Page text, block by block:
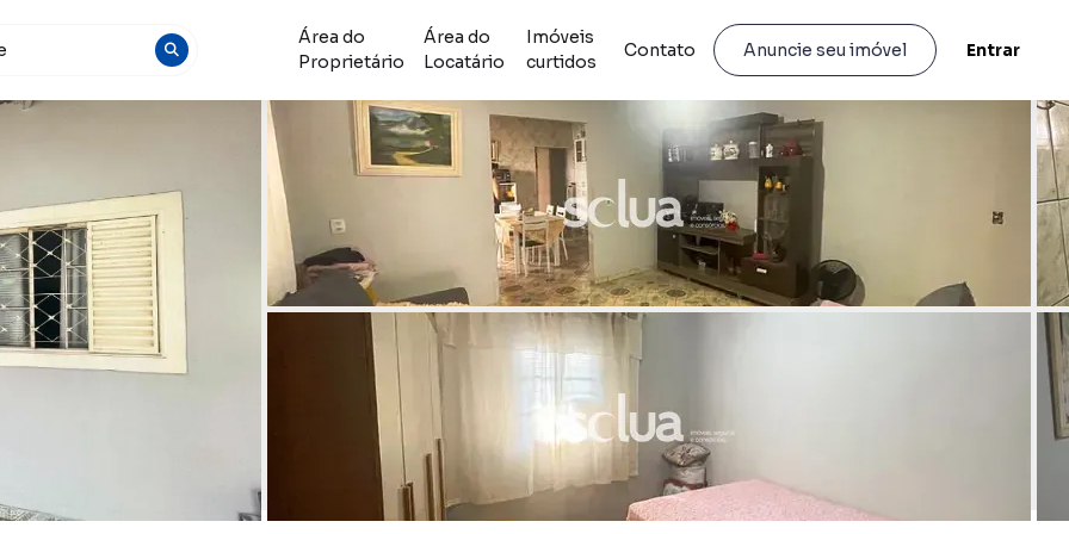
Área do
Proprietário
Área do
Locatário
Imóveis
curtidos
Contato Anuncie seu imóvel Entrar